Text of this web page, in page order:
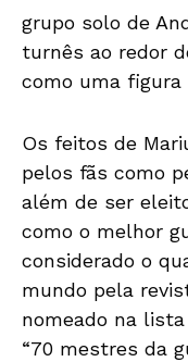
grupo solo de
turnês ao redor
como uma
Os feitos de
pelos fãs como
além de ser
como o melhor
considerado o
mundo pela
nomeado na
“70 mestres da